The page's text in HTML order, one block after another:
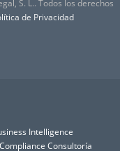
S. L.. Todos los derechos
de Privacidad
Intelligence
Compliance Consultoría